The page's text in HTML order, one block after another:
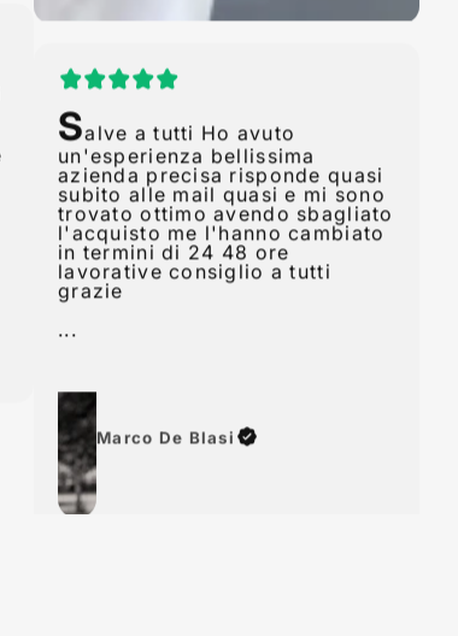
Salve a tutti Ho avuto
un'esperienza bellissima
azienda precisa risponde quasi
subito alle mail quasi e mi sono
trovato ottimo avendo sbagliato
l'acquisto me l'hanno cambiato
lavorative consiglio a tutti
...